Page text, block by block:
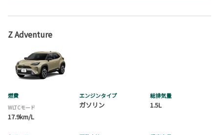
Z Adventure
燃費
WLTCモード
17.9km/L
エンジンタイプ
ガソリン
総排気量
1.5L